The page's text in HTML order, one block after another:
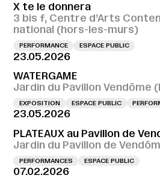
X te le donnera
3 bis f, Centre d’Arts
national (hors-les-murs)
PERFORMANCE ESPACE PUBLIC
23.05.2026
WATERGAME
Jardin du Pavillon Vendôme
EXPOSITION ESPACE PUBLIC
23.05.2026
PLATEAUX au Pavillon de
Jardin du Pavillon de
PERFORMANCES ESPACE PUBLIC
07.02.2026